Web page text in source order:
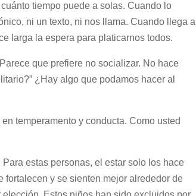
tiempo puede a solas. Cuando lo
ni un texto, ni nos llama. Cuando llega a
larga la espera para platicarnos todos.
que prefiere no socializar. No hace
¿Hay algo que podamos hacer al
temperamento y conducta. Como usted
estas personas, el estar solo los hace
y se sienten mejor alrededor de